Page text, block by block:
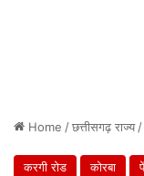
Home /छत्तीसगढ़ राज्य/
करगी रोड कोरबा